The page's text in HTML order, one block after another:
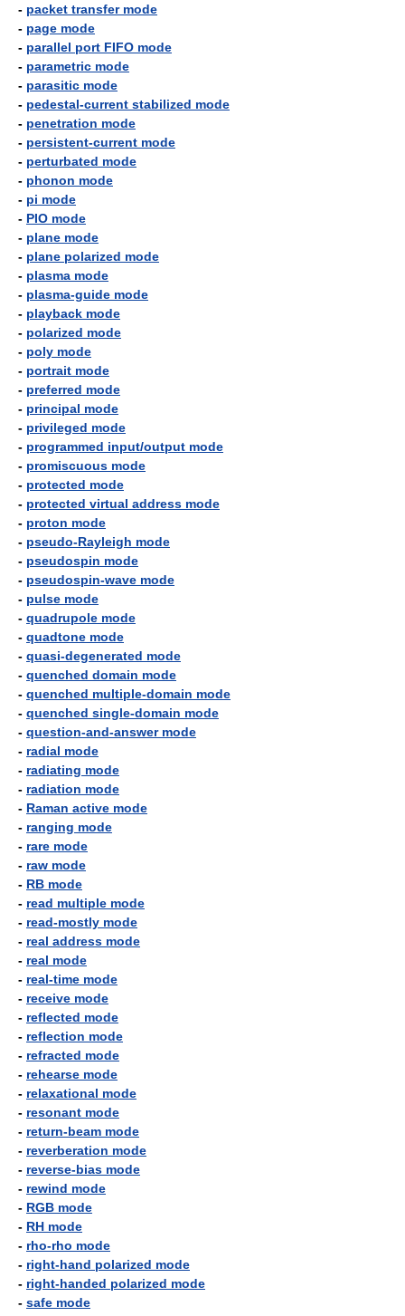
- packet transfer mode
- page mode
- parallel port FIFO mode
- parametric mode
- parasitic mode
- pedestal-current stabilized mode
- penetration mode
- persistent-current mode
- perturbated mode
- phonon mode
- pi mode
- PIO mode
- plane mode
- plane polarized mode
- plasma mode
- plasma-guide mode
- playback mode
- polarized mode
- poly mode
- portrait mode
- preferred mode
- principal mode
- privileged mode
- programmed input/output mode
- promiscuous mode
- protected mode
- protected virtual address mode
- proton mode
- pseudo-Rayleigh mode
- pseudospin mode
- pseudospin-wave mode
- pulse mode
- quadrupole mode
- quadtone mode
- quasi-degenerated mode
- quenched domain mode
- quenched multiple-domain mode
- quenched single-domain mode
- question-and-answer mode
- radial mode
- radiating mode
- radiation mode
- Raman active mode
- ranging mode
- rare mode
- raw mode
- RB mode
- read multiple mode
- read-mostly mode
- real address mode
- real mode
- real-time mode
- receive mode
- reflected mode
- reflection mode
- refracted mode
- rehearse mode
- relaxational mode
- resonant mode
- return-beam mode
- reverberation mode
- reverse-bias mode
- rewind mode
- RGB mode
- RH mode
- rho-rho mode
- right-hand polarized mode
- right-handed polarized mode
- safe mode